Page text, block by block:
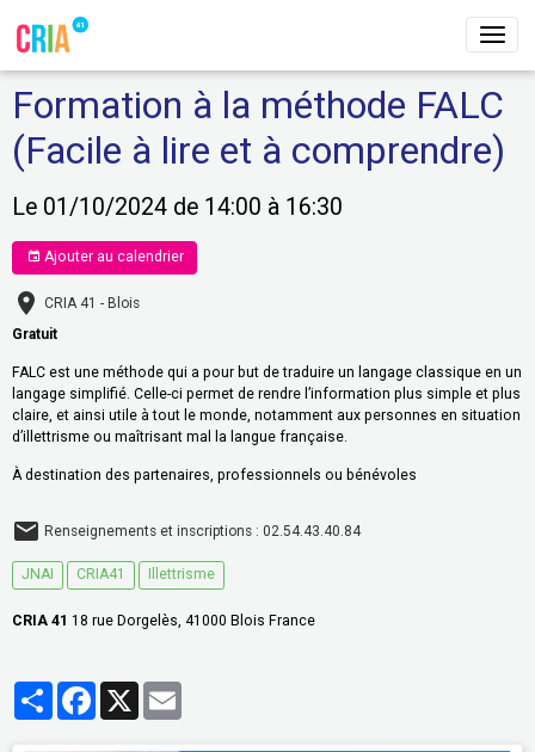
Formation à la méthode FALC
(Facile à lire et à comprendre)
Le 01/10/2024 de 14:00 à 16:30
Ajouter au calendrier
CRIA 41 - Blois
Gratuit
FALC est une méthode qui a pour but de traduire un langage classique en un
langage simplifié. Celle-ci permet de rendre l’information plus simple et plus
claire, et ainsi utile à tout le monde, notamment aux personnes en situation
d’illettrisme ou maîtrisant mal la langue française.
À destination des partenaires, professionnels ou bénévoles
Renseignements et inscriptions : 02.54.43.40.84
JNAI CRIA41 Illettrisme
CRIA 41 18 rue Dorgelès, 41000 Blois France
PartagerFacebook